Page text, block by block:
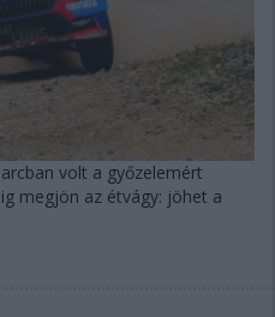
volt a győzelemért
megjön az étvágy: jöhet a